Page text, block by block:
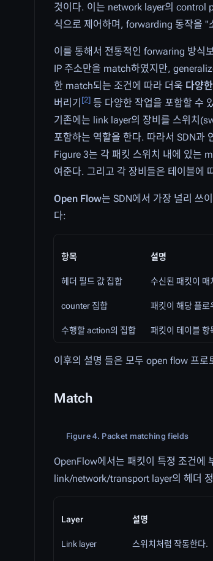
것이다. 이는 network layer의 control
식으로 제어하며, forwarding 동작을 "
이를 통해서 전통적인 forwaring 방식
IP 주소만을 match하였지만,
한 match되는 조건에 따라 더욱 다양
버리기 [2] 등 다양한 작업을 포함할 수
기존에는 link layer의 장비를 스위치
포함하는 역할을 한다. 따라서 SDN과
Figure 3는 각 패킷 스위치 내에 있는
여준다. 그리고 각 장비들은 테이블에
Open Flow는 SDN에서 가장 널리 쓰
다:
항목 설명
헤더 필드 값 집합 수신된 패킷이 매
counter 집합 패킷이 해당 플
수행할 action의 집합 패킷이 테이블 항
이후의 설명 들은 모두 open flow 프로
Match
Figure 4. Packet matching fields
OpenFlow에서는 패킷이 특정 조건에
link/network/transport layer의 헤더
Layer 설명
Link layer 스위치처럼 작동한다.